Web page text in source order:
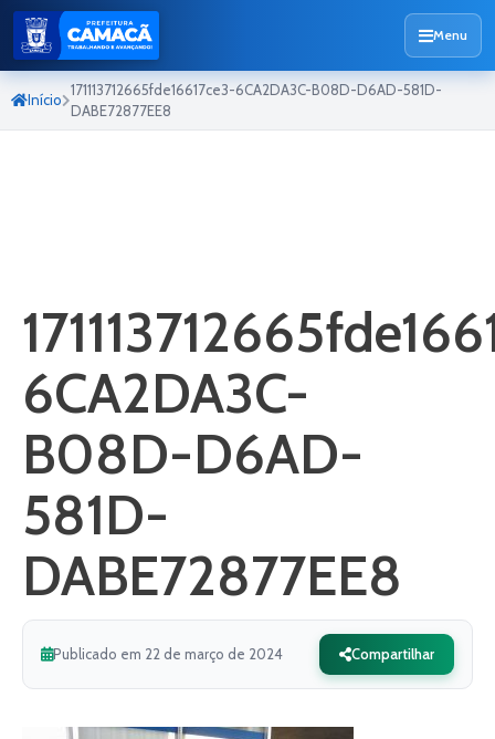
Menu
Início
171113712665fde16617ce3-6CA2DA3C-B08D-D6AD-581D-
DABE72877EE8
6CA2DA3C-
B08D-D6AD-
581D-
DABE72877EE8
Publicado em 22 de março de 2024 Compartilhar